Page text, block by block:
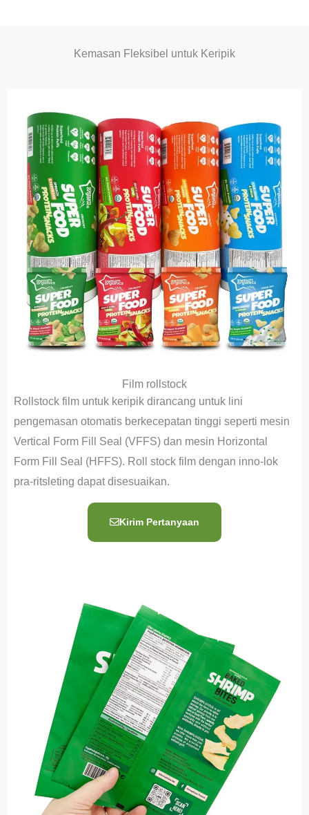
Kemasan Fleksibel untuk Keripik
Film rollstock
Rollstock film untuk keripik dirancang untuk lini
pengemasan otomatis berkecepatan tinggi seperti mesin
Vertical Form Fill Seal (VFFS) dan mesin Horizontal
Form Fill Seal (HFFS). Roll stock film dengan inno-lok
pra-ritsleting dapat disesuaikan.
Kirim Pertanyaan